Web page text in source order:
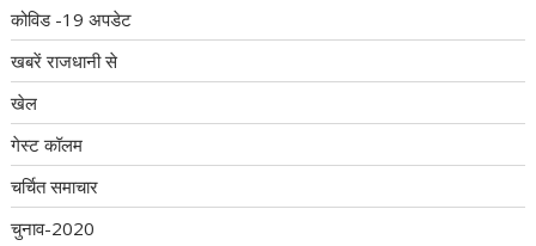
कोविड -19 अपडेट
खबरें राजधानी से
खेल
गेस्ट कॉलम
चर्चित समाचार
चुनाव-2020